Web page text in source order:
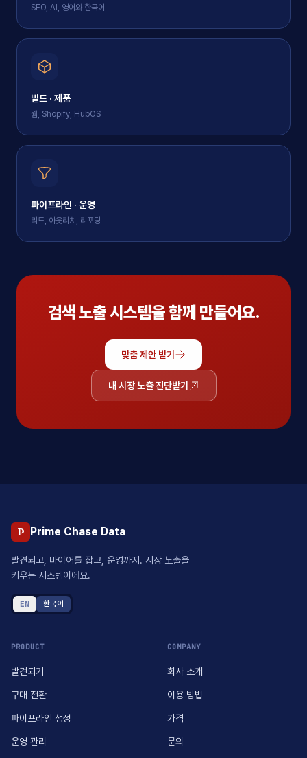
SEO, AI, 영어와 한국어
빌드 · 제품
웹, Shopify, HubOS
파이프라인 · 운영
리드, 아웃리치, 리포팅
검색 노출 시스템을 함께 만들어요.
맞춤 제안 받기
내 시장 노출 진단받기
P Prime Chase Data
발견되고, 바이어를 잡고, 운영까지. 시장 노출을
키우는 시스템이에요.
EN 한국어
PRODUCT
발견되기
구매 전환
파이프라인 생성
운영 관리
COMPANY
회사 소개
이용 방법
가격
문의